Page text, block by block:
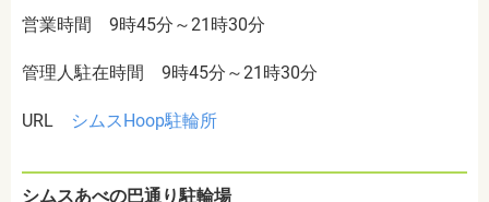
営業時間 9時45分～21時30分
管理人駐在時間 9時45分～21時30分
URL シムスHoop駐輪所
シムスあべの巴通り駐輪場